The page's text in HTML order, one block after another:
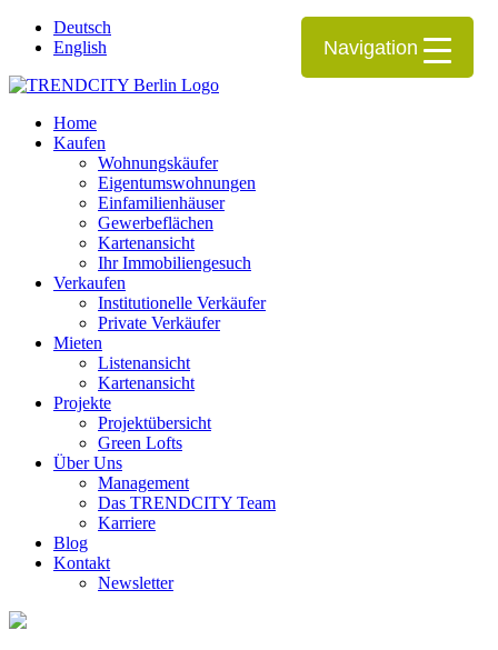
Deutsch
English
Home
Kaufen
Wohnungskäufer
Eigentumswohnungen
Einfamilienhäuser
Gewerbeflächen
Kartenansicht
Ihr Immobiliengesuch
Verkaufen
Institutionelle Verkäufer
Private Verkäufer
Mieten
Listenansicht
Kartenansicht
Projekte
Projektübersicht
Green Lofts
Über Uns
Management
Das TRENDCITY Team
Karriere
Blog
Kontakt
Newsletter
Navigation